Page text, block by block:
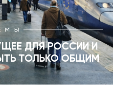
ДЛЯ РОССИИ И
ТОЛЬКО ОБЩИМ